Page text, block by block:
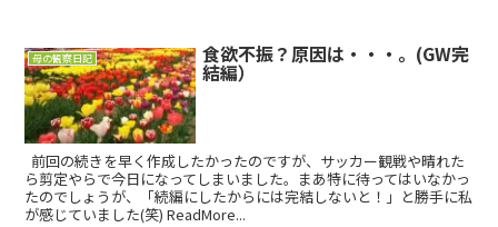
母の観察日記 食欲不振？原因は・・・。(GW完
結編）
前回の続きを早く作成したかったのですが、サッカー観戦や晴れた
ら剪定やらで今日になってしまいました。まあ特に待ってはいなかっ
たのでしょうが、「続編にしたからには完結しないと！」と勝手に私
が感じていました(笑) ReadMore...